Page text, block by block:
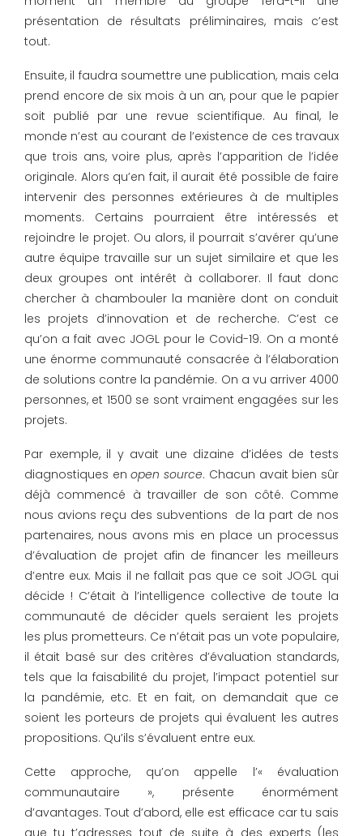
présentation de résultats préliminaires, mais c’est
tout.
Ensuite, il faudra soumettre une publication, mais cela
prend encore de six mois à un an, pour que le papier
soit publié par une revue scientifique. Au final, le
monde n’est au courant de l’existence de ces travaux
que trois ans, voire plus, après l’apparition de l’idée
originale. Alors qu’en fait, il aurait été possible de faire
intervenir des personnes extérieures à de multiples
moments. Certains pourraient être intéressés et
rejoindre le projet. Ou alors, il pourrait s’avérer qu’une
autre équipe travaille sur un sujet similaire et que les
deux groupes ont intérêt à collaborer. Il faut donc
chercher à chambouler la manière dont on conduit
les projets d’innovation et de recherche. C’est ce
qu’on a fait avec JOGL pour le Covid-19. On a monté
une énorme communauté consacrée à l’élaboration
de solutions contre la pandémie. On a vu arriver 4000
personnes, et 1500 se sont vraiment engagées sur les
projets.
Par exemple, il y avait une dizaine d’idées de tests
diagnostiques enopen source. Chacun avait bien sûr
déjà commencé à travailler de son côté. Comme
nous avions reçu des subventions de la part de nos
partenaires, nous avons mis en place un processus
d’évaluation de projet afin de financer les meilleurs
d’entre eux. Mais il ne fallait pas que ce soit JOGL qui
décide ! C’était à l’intelligence collective de toute la
communauté de décider quels seraient les projets
les plus prometteurs. Ce n’était pas un vote populaire,
il était basé sur des critères d’évaluation standards,
tels que la faisabilité du projet, l’impact potentiel sur
la pandémie, etc. Et en fait, on demandait que ce
soient les porteurs de projets qui évaluent les autres
propositions. Qu’ils s’évaluent entre eux.
Cette approche, qu’on appelle l’« évaluation
communautaire », présente énormément
d’avantages. Tout d’abord, elle est efficace car tu sais